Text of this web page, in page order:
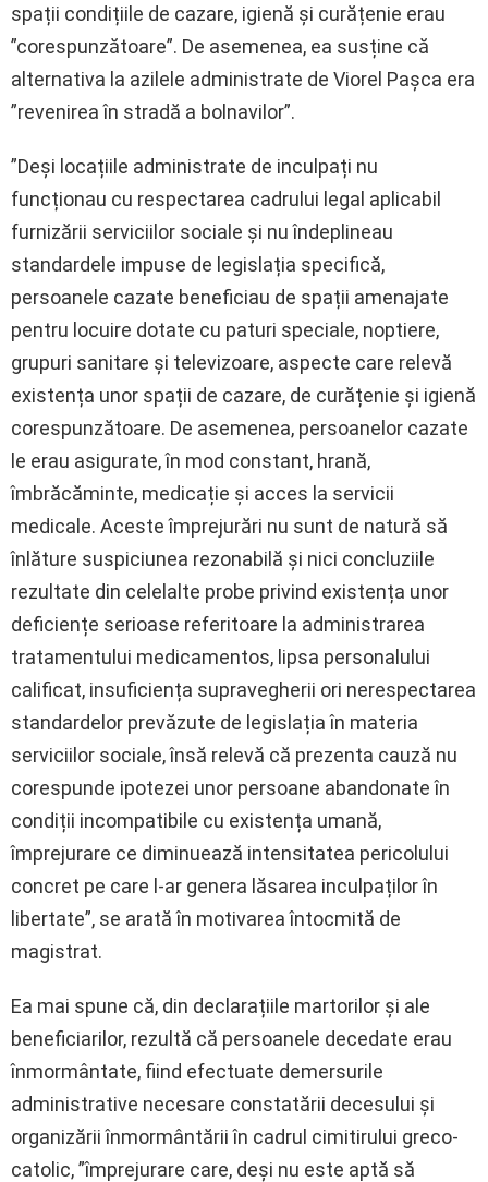
spații condițiile de cazare, igienă și curățenie erau
”corespunzătoare”. De asemenea, ea susține că
alternativa la azilele administrate de Viorel Pașca era
”revenirea în stradă a bolnavilor”.
”Deși locațiile administrate de inculpați nu
funcționau cu respectarea cadrului legal aplicabil
furnizării serviciilor sociale și nu îndeplineau
standardele impuse de legislația specifică,
persoanele cazate beneficiau de spații amenajate
pentru locuire dotate cu paturi speciale, noptiere,
grupuri sanitare și televizoare, aspecte care relevă
existența unor spații de cazare, de curățenie și igienă
corespunzătoare. De asemenea, persoanelor cazate
le erau asigurate, în mod constant, hrană,
îmbrăcăminte, medicație și acces la servicii
medicale. Aceste împrejurări nu sunt de natură să
înlăture suspiciunea rezonabilă și nici concluziile
rezultate din celelalte probe privind existența unor
deficiențe serioase referitoare la administrarea
tratamentului medicamentos, lipsa personalului
calificat, insuficiența supravegherii ori nerespectarea
standardelor prevăzute de legislația în materia
serviciilor sociale, însă relevă că prezenta cauză nu
corespunde ipotezei unor persoane abandonate în
condiții incompatibile cu existența umană,
împrejurare ce diminuează intensitatea pericolului
concret pe care l-ar genera lăsarea inculpaților în
libertate”, se arată în motivarea întocmită de
magistrat.
Ea mai spune că, din declarațiile martorilor și ale
beneficiarilor, rezultă că persoanele decedate erau
înmormântate, fiind efectuate demersurile
administrative necesare constatării decesului și
organizării înmormântării în cadrul cimitirului greco-
catolic, ”împrejurare care, deși nu este aptă să